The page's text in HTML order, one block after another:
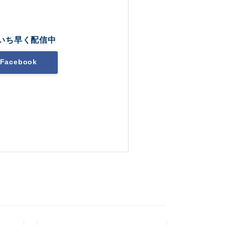
ち早く配信中
Facebook